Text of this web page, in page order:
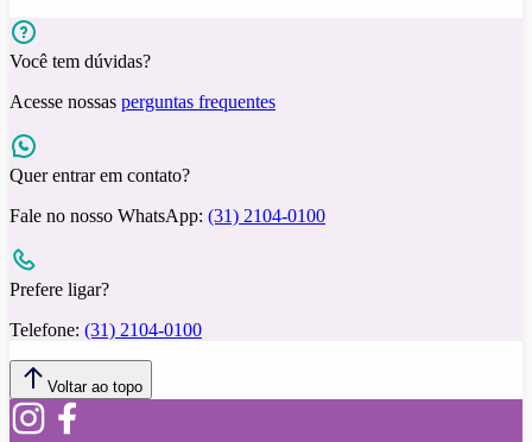
Você tem dúvidas?
Acesse nossas perguntas frequentes
Quer entrar em contato?
Fale no nosso WhatsApp: (31) 2104-0100
Prefere ligar?
Telefone: (31) 2104-0100
Voltar ao topo